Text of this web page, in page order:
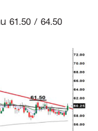
61.50 / 64.50